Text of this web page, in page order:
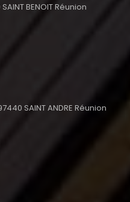
BENOIT Réunion
SAINT ANDRE Réunion